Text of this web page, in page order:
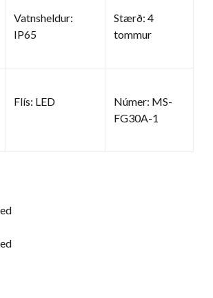
Vatnsheldur:
IP65
Stærð: 4
tommur
Flís: LED
Númer: MS-
FG30A-1